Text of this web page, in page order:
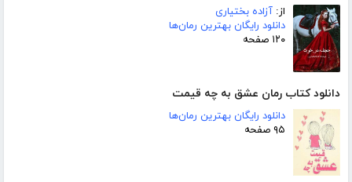
از: آزاده بختیاری
دانلود رایگان بهترین رمان‌ها
۱۲۰ صفحه
دانلود کتاب رمان عشق به چه قیمت
دانلود رایگان بهترین رمان‌ها
۹۵ صفحه